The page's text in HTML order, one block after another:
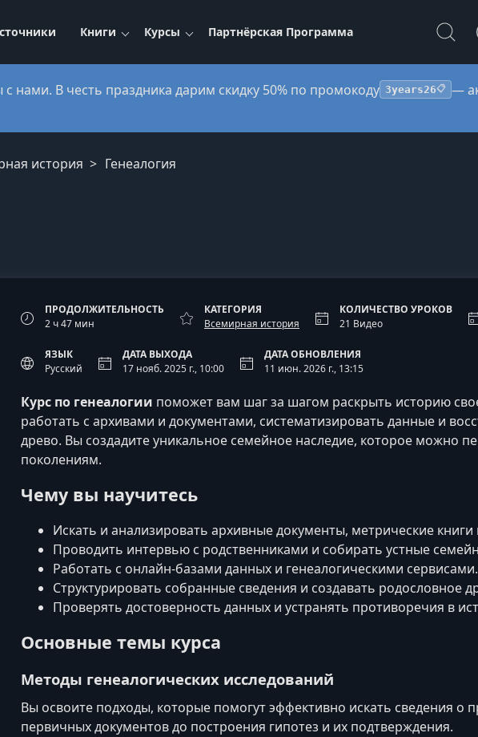
Книги Курсы Партнёрская Программа
нами. В честь праздника дарим скидку 50% по промокоду 3years26📋 —
история Генеалогия
ПРОДОЛЖИТЕЛЬНОСТЬ
2 ч 47 мин
КАТЕГОРИЯ
Всемирная история
КОЛИЧЕСТВО УРОКОВ
21 Видео
ЯЗЫК
Русский
ДАТА ВЫХОДА
17 нояб. 2025 г., 10:00
ДАТА ОБНОВЛЕНИЯ
11 июн. 2026 г., 13:15
Курс по генеалогии поможет вам шаг за шагом раскрыть историю
работать с архивами и документами, систематизировать данные и
древо. Вы создадите уникальное семейное наследие, которое можно
поколениям.
Чему вы научитесь
Искать и анализировать архивные документы, метрические книги
Проводить интервью с родственниками и собирать устные
Работать с онлайн-базами данных и генеалогическими сервисами.
Структурировать собранные сведения и создавать родословное
Проверять достоверность данных и устранять противоречия в
Основные темы курса
Методы генеалогических исследований
Вы освоите подходы, которые помогут эффективно искать сведения о
первичных документов до построения гипотез и их подтверждения.